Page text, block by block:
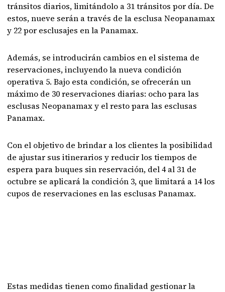
tránsitos diarios, limitándolo a 31 tránsitos por día. De
estos, nueve serán a través de la esclusa Neopanamax
y 22 por esclusajes en la Panamax.
Además, se introducirán cambios en el sistema de
reservaciones, incluyendo la nueva condición
operativa 5. Bajo esta condición, se ofrecerán un
máximo de 30 reservaciones diarias: ocho para las
esclusas Neopanamax y el resto para las esclusas
Panamax.
Con el objetivo de brindar a los clientes la posibilidad
de ajustar sus itinerarios y reducir los tiempos de
espera para buques sin reservación, del 4 al 31 de
octubre se aplicará la condición 3, que limitará a 14 los
cupos de reservaciones en las esclusas Panamax.
Estas medidas tienen como finalidad gestionar la